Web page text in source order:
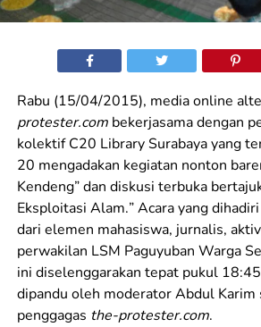
Rabu (15/04/2015), media online
protester.combekerjasama dengan
kolektif C20 Library Surabaya yang
20 mengadakan kegiatan nonton
Kendeng” dan diskusi terbuka
Eksploitasi Alam.” Acara yang
dari elemen mahasiswa, jurnalis,
perwakilan LSM Paguyuban Warga
ini diselenggarakan tepat pukul
dipandu oleh moderator Abdul Karim
penggagas the-protester.com.